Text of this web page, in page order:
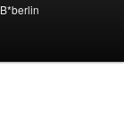
B*berlin